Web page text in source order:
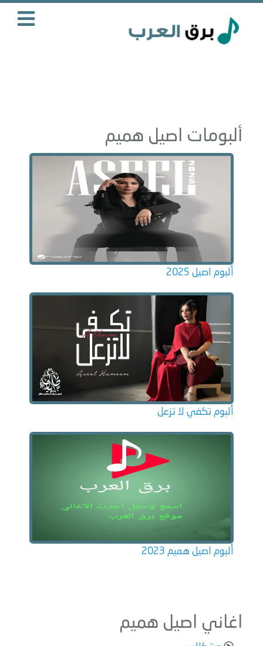
ألبومات اصيل هميم
ألبوم اصيل 2025
ألبوم تكفي لا تزعل
ألبوم اصيل هميم 2023
اغاني اصيل هميم